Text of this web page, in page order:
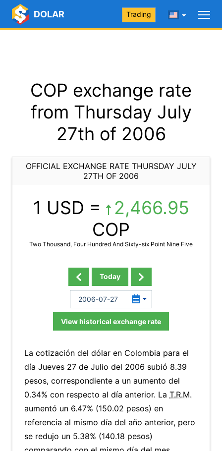
DOLAR Trading
COP exchange rate
from Thursday July
27th of 2006
OFFICIAL EXCHANGE RATE THURSDAY JULY
27TH OF 2006
1 USD =
2,466.95
COP
Two Thousand, Four Hundred And Sixty-six Point Nine Five
Today
View historical exchange rate
La cotización del dólar en Colombia para el
día Jueves 27 de Julio del 2006 subió 8.39
pesos, correspondiente a un aumento del
0.34% con respecto al día anterior. La T.R.M.
aumentó un 6.47% (150.02 pesos) en
referencia al mismo día del año anterior, pero
se redujo un 5.38% (140.18 pesos)